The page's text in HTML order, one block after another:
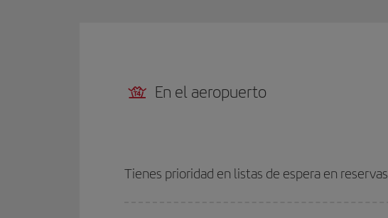
En el aeropuerto
Tienes prioridad en listas de espera en reservas